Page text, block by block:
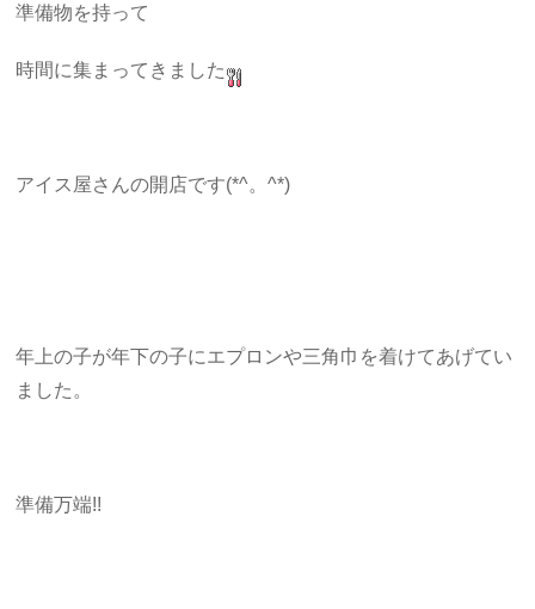
準備物を持って
時間に集まってきました
アイス屋さんの開店です(*^。^*)
年上の子が年下の子にエプロンや三角巾を着けてあげてい
ました。
準備万端!!